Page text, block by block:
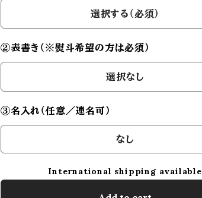
選択する（必須）
②表書き（※熨斗希望の方は必須）
選択なし
③名入れ（任意／連名可）
なし
International shipping available